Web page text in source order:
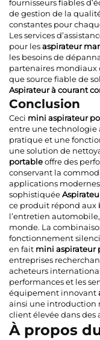
fournisseurs fiables
de gestion de la
constantes pour
Les services
pour lesaspirateur
les besoins de
partenaires
que source fiable de
Aspirateur à courant
Conclusion
Ceci mini aspirateur
entre une technologie
pratique et une
une solution de
portableoffre des
conservant la
applications
sophistiquée
ce produit répond aux
l’entretien
monde. La
fonctionnement
en fait mini aspirateur
entreprises
acheteurs
performances et les
équipement innovant
ainsi une introduction
client élevée dans des
À propos